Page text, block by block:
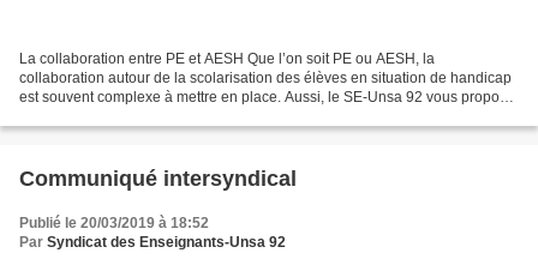
La collaboration entre PE et AESH Que l’on soit PE ou AESH, la
collaboration autour de la scolarisation des élèves en situation de handicap
est souvent complexe à mettre en place. Aussi, le SE-Unsa 92 vous propose,
Communiqué intersyndical
Publié le 20/03/2019 à 18:52
Par Syndicat des Enseignants-Unsa 92